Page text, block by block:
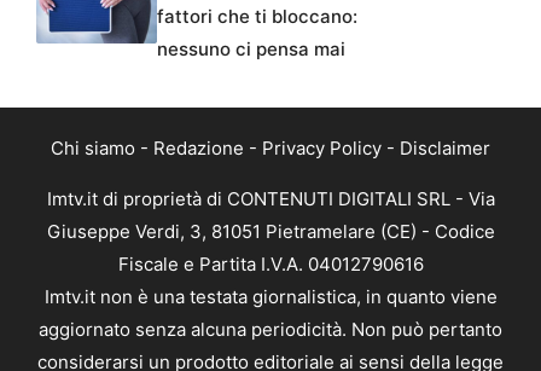
fattori che ti bloccano:
nessuno ci pensa mai
Chi siamo - Redazione - Privacy Policy - Disclaimer
Imtv.it di proprietà di CONTENUTI DIGITALI SRL - Via
Giuseppe Verdi, 3, 81051 Pietramelare (CE) - Codice
Fiscale e Partita I.V.A. 04012790616
Imtv.it non è una testata giornalistica, in quanto viene
aggiornato senza alcuna periodicità. Non può pertanto
considerarsi un prodotto editoriale ai sensi della legge